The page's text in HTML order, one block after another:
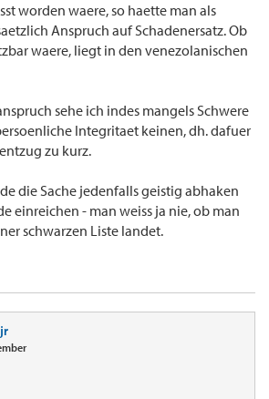
worden waere, so haette man als
Anspruch auf Schadenersatz. Ob
waere, liegt in den venezolanischen
sehe ich indes mangels Schwere
Integritaet keinen, dh. dafuer
zu kurz.
die Sache jedenfalls geistig abhaken
einreichen - man weiss ja nie, ob man
schwarzen Liste landet.